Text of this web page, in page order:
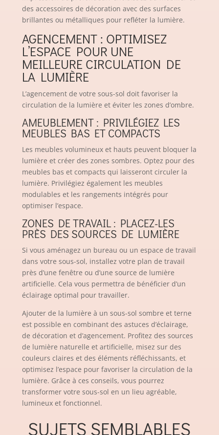
des accessoires de décoration avec des surfaces
brillantes ou métalliques pour refléter la lumière.
AGENCEMENT : OPTIMISEZ
L’ESPACE POUR UNE
MEILLEURE CIRCULATION DE
LA LUMIÈRE
L’agencement de votre sous-sol doit favoriser la
circulation de la lumière et éviter les zones d’ombre.
AMEUBLEMENT : PRIVILÉGIEZ LES
MEUBLES BAS ET COMPACTS
Les meubles volumineux et hauts peuvent bloquer la
lumière et créer des zones sombres. Optez pour des
meubles bas et compacts qui laisseront circuler la
lumière. Privilégiez également les meubles
modulables et les rangements intégrés pour
optimiser l’espace.
ZONES DE TRAVAIL : PLACEZ-LES
PRÈS DES SOURCES DE LUMIÈRE
Si vous aménagez un bureau ou un espace de travail
dans votre sous-sol, installez votre plan de travail
près d’une fenêtre ou d’une source de lumière
artificielle. Cela vous permettra de bénéficier d’un
éclairage optimal pour travailler.
Ajouter de la lumière à un sous-sol sombre et terne
est possible en combinant des astuces d’éclairage,
de décoration et d’agencement. Profitez des sources
de lumière naturelle et artificielle, misez sur des
couleurs claires et des éléments réfléchissants, et
optimisez l’espace pour favoriser la circulation de la
lumière. Grâce à ces conseils, vous pourrez
transformer votre sous-sol en un lieu agréable,
lumineux et fonctionnel.
SUJETS SEMBLABLES